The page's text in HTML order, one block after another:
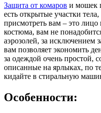
Защита от комаров и мошек
есть открытые участки
присмотреть вам – это
костюма, вам не
аэрозолей, за исключением
вам позволяет экономить
за одеждой очень простой,
описанные на ярлыках, по
кидайте в стиральную
Особенности: